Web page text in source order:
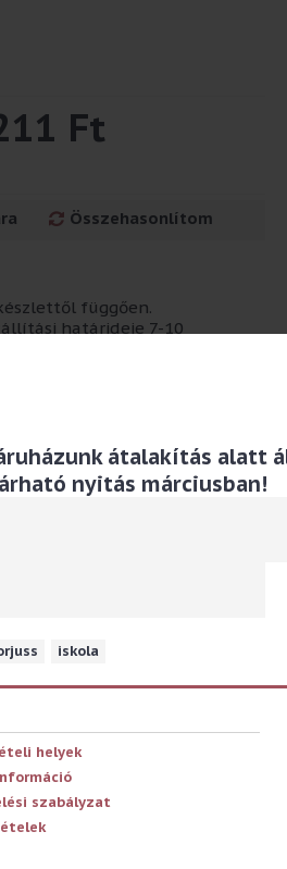
átalakítás alatt
nyitás márciusban!
Ft
Összehasonlítom
függően.
határideje 7-10
egy kisebb tárolórészből és a két
áll. Párnázott ergonómikus hátrésszel
első része amelyen a Gorjuss
iskola
helyek
szabályzat